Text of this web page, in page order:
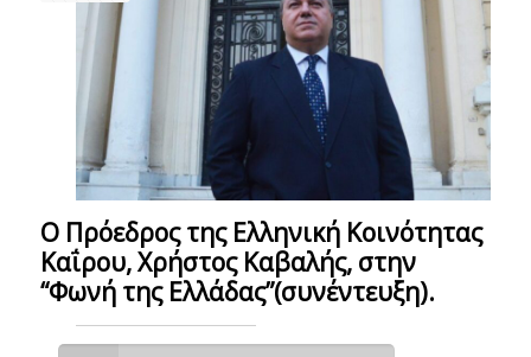
Ο Πρόεδρος της Ελληνική Κοινότητας
Καΐρου, Χρήστος Καβαλής, στην
“Φωνή της Ελλάδας”(συνέντευξη).